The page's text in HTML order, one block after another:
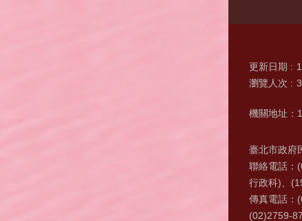
更新日期
瀏覽人次
機關地址：
臺北市政府
聯絡電話：
行政科)、
傳真電話：
(02)2759-